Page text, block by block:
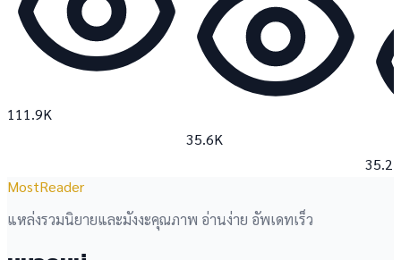
111.9K
35.6K
35.2K
MostReader
แหล่งรวมนิยายและมังงะคุณภาพ อ่านง่าย อัพเดทเร็ว